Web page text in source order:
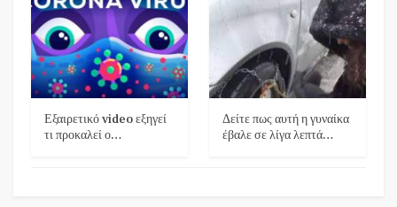
Εξαιρετικό video εξηγεί
τι προκαλεί ο…
Δείτε πως αυτή η γυναίκα
έβαλε σε λίγα λεπτά…